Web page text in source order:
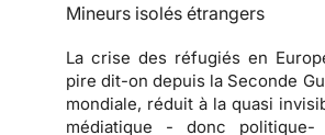
Mineurs isolés étrangers
La crise des réfugiés en
pire dit-on depuis la Seconde
mondiale, réduit à la quasi
médiatique - donc politique-